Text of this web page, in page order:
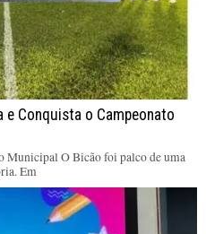
Conquista o Campeonato
Municipal O Bicão foi palco de uma
Em